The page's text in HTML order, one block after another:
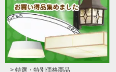
> 特選・特別価格商品